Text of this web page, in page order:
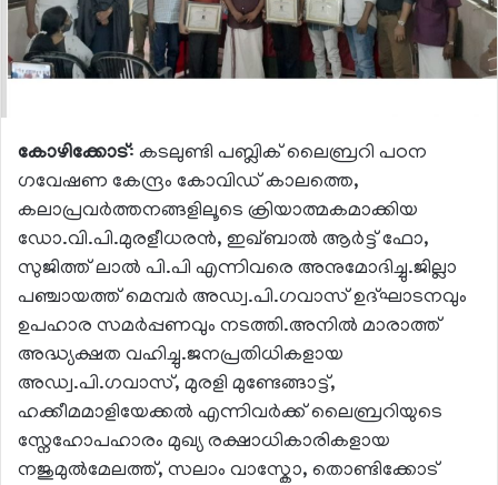
കോഴിക്കോട്: കടലുണ്ടി പബ്ലിക് ലൈബ്രറി പഠന
ഗവേഷണ കേന്ദ്രം കോവിഡ് കാലത്തെ,
കലാപ്രവർത്തനങ്ങളിലൂടെ ക്രിയാത്മകമാക്കിയ
ഡോ.വി.പി.മുരളീധരൻ, ഇഖ്ബാൽ ആർട്ട് ഫോ,
സുജിത്ത് ലാൽ പി.പി എന്നിവരെ അനുമോദിച്ചു.ജില്ലാ
പഞ്ചായത്ത് മെമ്പർ അഡ്വ.പി.ഗവാസ് ഉദ്ഘാടനവും
ഉപഹാര സമർപ്പണവും നടത്തി.അനിൽ മാരാത്ത്
അദ്ധ്യക്ഷത വഹിച്ചു.ജനപ്രതിധികളായ
അഡ്വ.പി.ഗവാസ്, മുരളി മുണ്ടേങ്ങാട്ട്,
ഹക്കീമമാളിയേക്കൽ എന്നിവർക്ക് ലൈബ്രറിയുടെ
സ്നേഹോപഹാരം മുഖ്യ രക്ഷാധികാരികളായ
നജുമുൽമേലത്ത്, സലാം വാസ്കോ, തൊണ്ടിക്കോട്